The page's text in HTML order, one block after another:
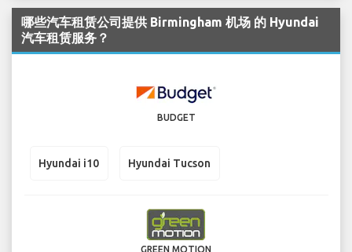
哪些汽车租赁公司提供 Birmingham 机场 的 Hyundai
汽车租赁服务？
BUDGET
Hyundai i10 Hyundai Tucson
GREEN MOTION